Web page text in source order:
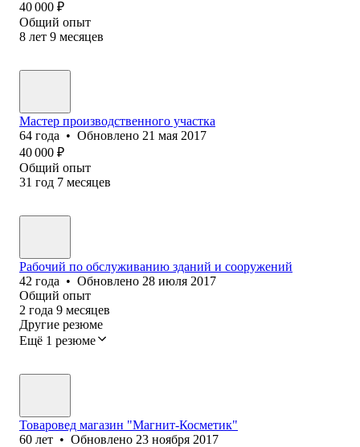
40 000 ₽
Общий опыт
8 лет 9 месяцев
Мастер производственного участка
64 года • Обновлено 21 мая 2017
40 000 ₽
Общий опыт
31 год 7 месяцев
Рабочий по обслуживанию зданий и сооружений
42 года • Обновлено 28 июля 2017
Общий опыт
2 года 9 месяцев
Другие резюме
Ещё 1 резюме
Товаровед магазин "Магнит-Косметик"
60 лет • Обновлено 23 ноября 2017